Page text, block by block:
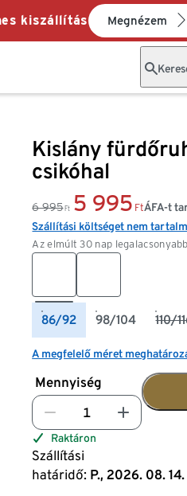
kiszállítás Megnézem
Kislány
csikóhal
6 995 Ft 5 995 Ft
Az elmúlt 30 nap
ÁFA-t
Szállítási költséget nem
86/92 98/104 110/
A megfelelő méret
Mennyiség
Raktáron
Szállítási
határidő: P., 2026. 08.